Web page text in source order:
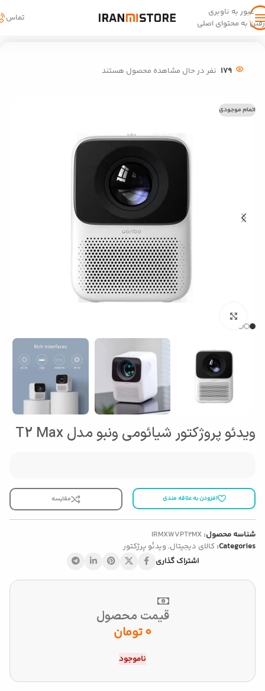
عبور به ناوبری
رفتن به محتوای اصلی
تماس
خانه
کالای دیجیتال
179 نفر در حال مشاهده محصول هستند
اتمام موجودی
ویدئو پروژکتور شیائومی ونبو مدل T2 Max
افزودن به علاقه مندی مقایسه
شناسه محصول: IRMXWVPT2MX
Categories: کالای دیجیتال, ویدئو پرژکتور
اشتراک گذاری
قیمت محصول
0تومان
ناموجود